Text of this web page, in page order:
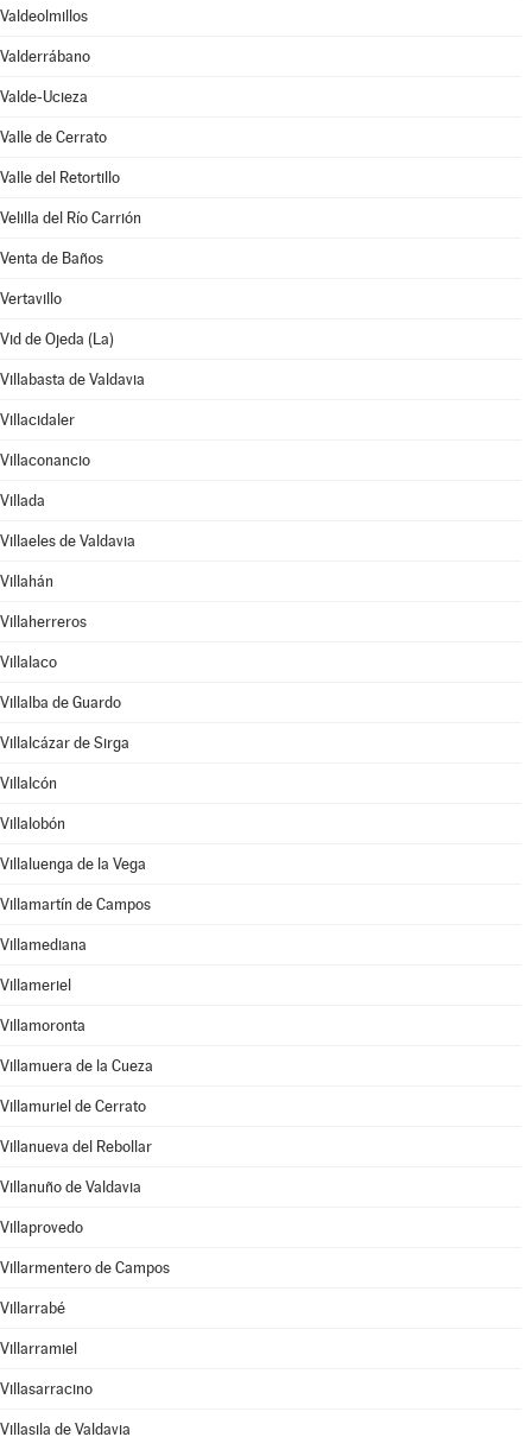
Valdeolmillos
Valderrábano
Valde-Ucieza
Valle de Cerrato
Valle del Retortillo
Velilla del Río Carrión
Venta de Baños
Vertavillo
Vid de Ojeda (La)
Villabasta de Valdavia
Villacidaler
Villaconancio
Villada
Villaeles de Valdavia
Villahán
Villaherreros
Villalaco
Villalba de Guardo
Villalcázar de Sirga
Villalcón
Villalobón
Villaluenga de la Vega
Villamartín de Campos
Villamediana
Villameriel
Villamoronta
Villamuera de la Cueza
Villamuriel de Cerrato
Villanueva del Rebollar
Villanuño de Valdavia
Villaprovedo
Villarmentero de Campos
Villarrabé
Villarramiel
Villasarracino
Villasila de Valdavia